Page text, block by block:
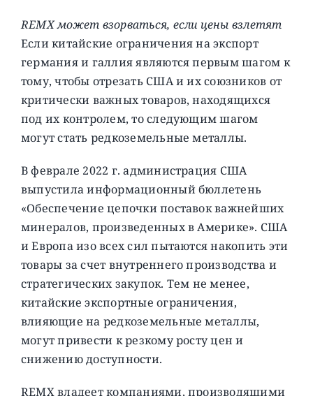
REMX может взорваться, если цены взлетят
Если китайские ограничения на экспорт
германия и галлия являются первым шагом к
тому, чтобы отрезать США и их союзников от
критически важных товаров, находящихся
под их контролем, то следующим шагом
могут стать редкоземельные металлы.
В феврале 2022 г. администрация США
выпустила информационный бюллетень
«Обеспечение цепочки поставок важнейших
минералов, произведенных в Америке». США
и Европа изо всех сил пытаются накопить эти
товары за счет внутреннего производства и
стратегических закупок. Тем не менее,
китайские экспортные ограничения,
влияющие на редкоземельные металлы,
могут привести к резкому росту цен и
снижению доступности.
REMX владеет компаниями, производящими